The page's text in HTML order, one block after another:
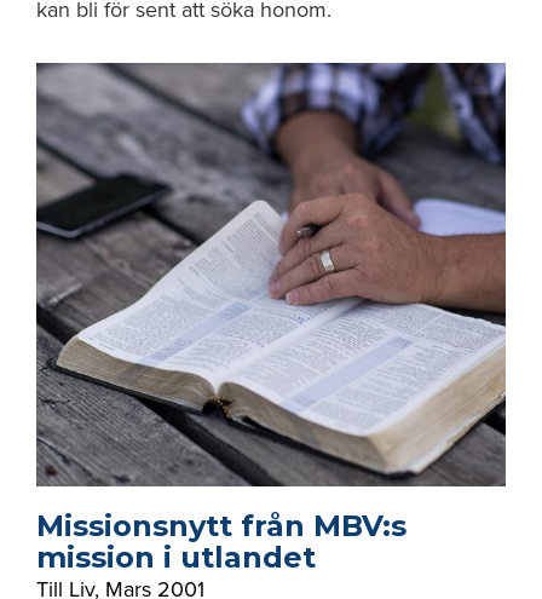
kan bli för sent att söka honom.
Missionsnytt från MBV:s
mission i utlandet
Till Liv, Mars 2001